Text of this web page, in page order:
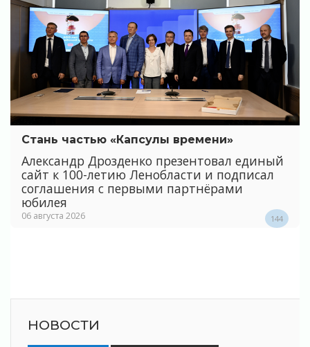
Стань частью «Капсулы времени»
Александр Дрозденко презентовал единый
сайт к 100-летию Ленобласти и подписал
соглашения с первыми партнёрами
юбилея
06 августа 2026 144
НОВОСТИ